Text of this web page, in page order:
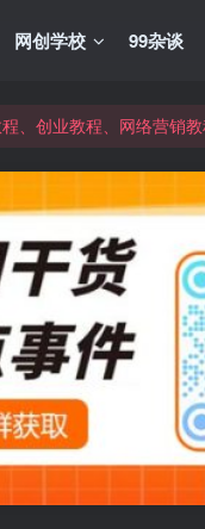
网创学校 99杂谈
创业教程、网络营销
、创业教程、网络营销